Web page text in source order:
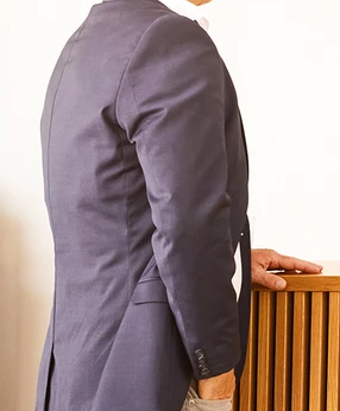
Für Angehörige
Über Oberberg
Krankheitsbilder & Therapien
Behandlungsfelder
Therapien
Symptome & Beschwerden
Selbsttests
Presse
Karriere